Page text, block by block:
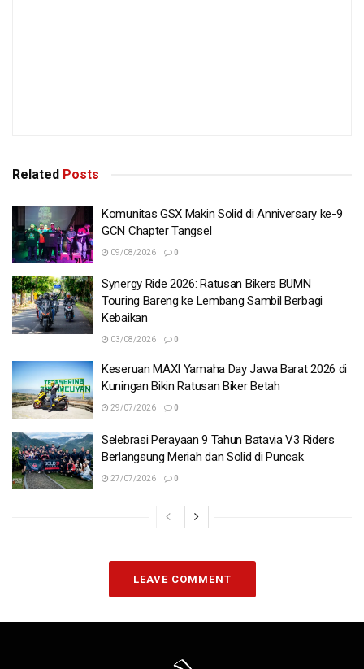
Related Posts
Komunitas GSX Makin Solid di Anniversary ke-9
GCN Chapter Tangsel
09/08/2026 0
Synergy Ride 2026: Ratusan Bikers BUMN
Touring Bareng ke Lembang Sambil Berbagi
Kebaikan
03/08/2026 0
Keseruan MAXI Yamaha Day Jawa Barat 2026 di
Kuningan Bikin Ratusan Biker Betah
29/07/2026 0
Selebrasi Perayaan 9 Tahun Batavia V3 Riders
Berlangsung Meriah dan Solid di Puncak
27/07/2026 0
LEAVE COMMENT